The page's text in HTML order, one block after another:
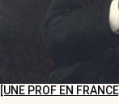
[UNE PROF EN